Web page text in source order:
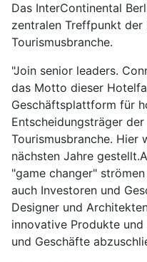
Das InterContinental
zentralen Treffpunkt der
Tourismusbranche.
"Join senior leaders.
das Motto dieser
Geschäftsplattform für
Entscheidungsträger
Tourismusbranche. Hier
nächsten Jahre
"game changer"
auch Investoren und
Designer und
innovative Produkte
und Geschäfte